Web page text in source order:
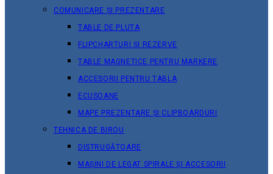
COMUNICARE ȘI PREZENTARE
TABLE DE PLUTA
FLIPCHARTURI ȘI REZERVE
TABLE MAGNETICE PENTRU MARKERE
ACCESORII PENTRU TABLA
ECUSOANE
MAPE PREZENTARE ȘI CLIPBOARDURI
TEHNICA DE BIROU
DISTRUGĂTOARE
MAȘINI DE LEGAT SPIRALE ȘI ACCESORII